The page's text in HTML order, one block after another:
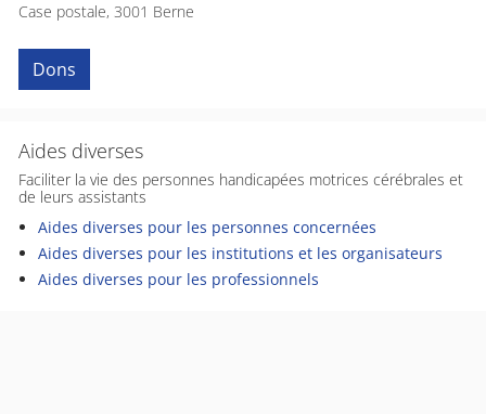
Case postale, 3001 Berne
Dons
Aides diverses
Faciliter la vie des personnes handicapées motrices cérébrales et
de leurs assistants
Aides diverses pour les personnes concernées
Aides diverses pour les institutions et les organisateurs
Aides diverses pour les professionnels